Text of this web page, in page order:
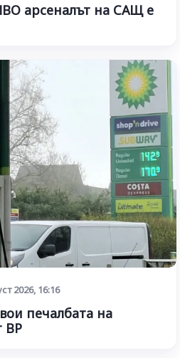
арсеналът на САЩ е
2026, 16:16
печалбата на
BP